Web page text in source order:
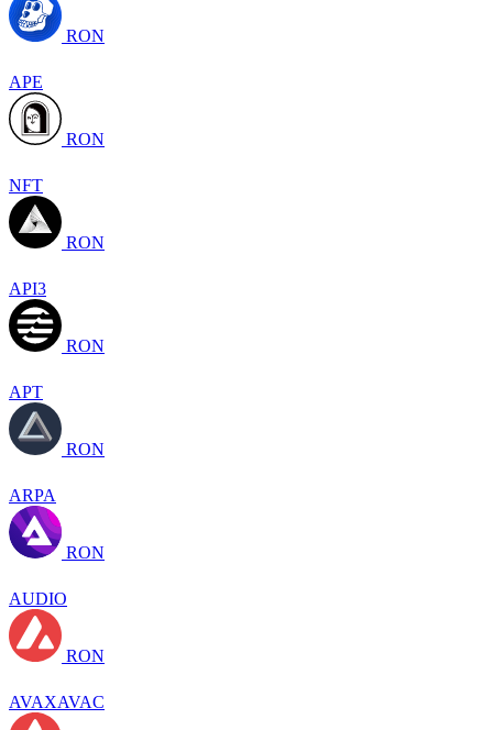
RON
APE
RON
NFT
RON
API3
RON
APT
RON
ARPA
RON
AUDIO
RON
AVAXAVAC